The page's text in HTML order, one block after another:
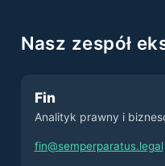
Nasz zespół
Fin
Analityk prawny i
fin@semperparatus.legal